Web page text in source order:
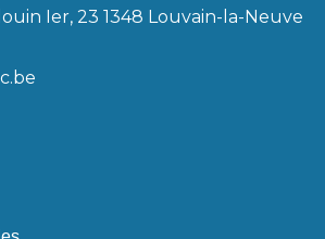
Ier, 23 1348 Louvain-la-Neuve